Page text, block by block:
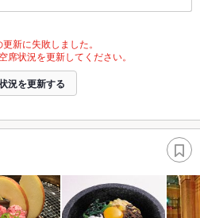
新に失敗しました。
席状況を更新してください。
況を更新する